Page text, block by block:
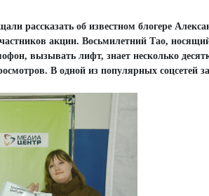
рассказать об известном блогере
акции. Восьмилетний Тао,
вызывать лифт, знает несколько
В одной из популярных соцсетей